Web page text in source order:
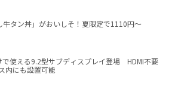
牛タン丼」がおいしそ！夏限定で1110円～
で使える9.2型サブディスプレイ登場 HDMI不要
内にも設置可能